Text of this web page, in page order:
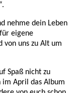
nehme dein Leben
eigene
von uns zu Alt um
Spaß nicht zu
April das Album